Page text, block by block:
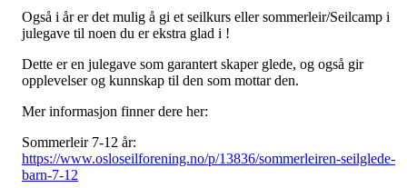
Også i år er det mulig å gi et seilkurs eller sommerleir/Seilcamp i
julegave til noen du er ekstra glad i !
Dette er en julegave som garantert skaper glede, og også gir
opplevelser og kunnskap til den som mottar den.
Mer informasjon finner dere her:
Sommerleir 7-12 år:
https://www.osloseilforening.no/p/13836/sommerleiren-seilglede-
barn-7-12